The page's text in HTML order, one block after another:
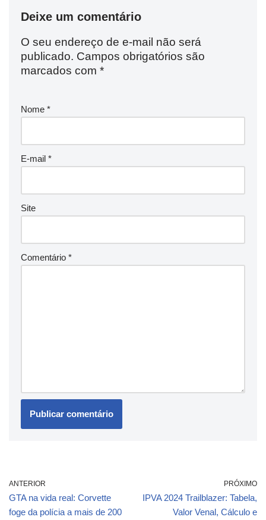
Deixe um comentário
O seu endereço de e-mail não será
publicado. Campos obrigatórios são
marcados com *
Nome *
E-mail *
Site
Comentário *
ANTERIOR
GTA na vida real: Corvette
foge da polícia a mais de 200
PRÓXIMO
IPVA 2024 Trailblazer: Tabela,
Valor Venal, Cálculo e